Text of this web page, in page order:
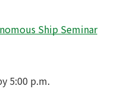
Ship Seminar
5:00 p.m.